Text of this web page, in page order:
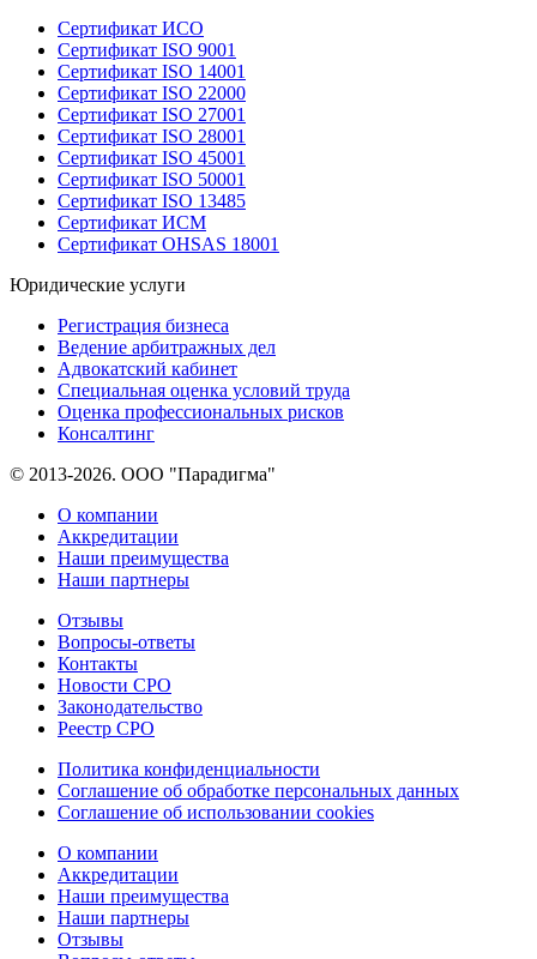
Сертификат ИСО
Сертификат ISO 9001
Сертификат ISO 14001
Сертификат ISO 22000
Сертификат ISO 27001
Сертификат ISO 28001
Сертификат ISO 45001
Сертификат ISO 50001
Сертификат ISO 13485
Сертификат ИСМ
Сертификат OHSAS 18001
Юридические услуги
Регистрация бизнеса
Ведение арбитражных дел
Адвокатский кабинет
Специальная оценка условий труда
Оценка профессиональных рисков
Консалтинг
© 2013-2026. ООО "Парадигма"
О компании
Аккредитации
Наши преимущества
Наши партнеры
Отзывы
Вопросы-ответы
Контакты
Новости СРО
Законодательство
Реестр СРО
Политика конфиденциальности
Соглашение об обработке персональных данных
Соглашение об использовании cookies
О компании
Аккредитации
Наши преимущества
Наши партнеры
Отзывы